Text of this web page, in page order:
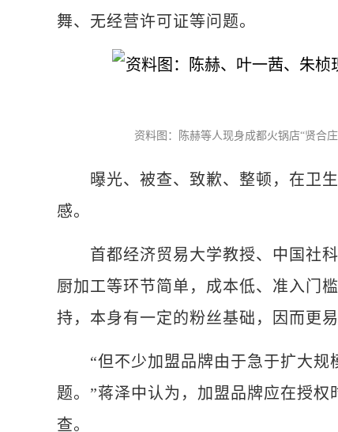
舞、无经营许可证等问题。
资料图：陈赫等人现身成都火锅店“贤合
曝光、被查、致歉、整顿，在卫生
感。
首都经济贸易大学教授、中国社科
厨加工等环节简单，成本低、准入门
持，本身有一定的粉丝基础，因而更易
“但不少加盟品牌由于急于扩大规
题。”蒋泽中认为，加盟品牌应在授
查。